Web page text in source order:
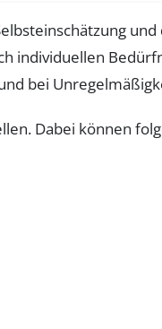
individuellen
bei
Dabei können